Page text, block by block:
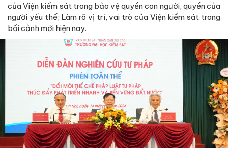
của Viện kiểm sát trong bảo vệ quyền con người, quyền của
người yếu thế; Làm rõ vị trí, vai trò của Viện kiểm sát trong
bối cảnh mới hiện nay.